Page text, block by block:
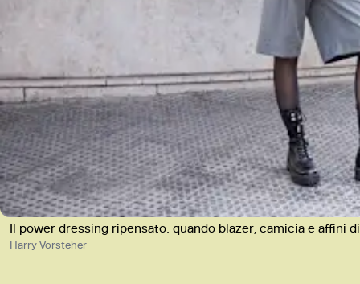
Il power dressing ripensato: quando blazer, camicia e
Harry Vorsteher